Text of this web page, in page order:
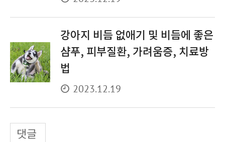
강아지 비듬 없애기 및 비듬에 좋은
샴푸, 피부질환, 가려움증, 치료방
법
2023.12.19
댓글